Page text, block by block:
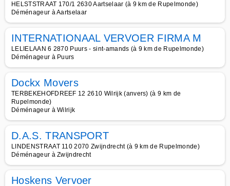
HELSTSTRAAT 170/1 2630 Aartselaar (à 9 km de Rupelmonde)
Déménageur à Aartselaar
INTERNATIONAAL VERVOER FIRMA M
LELIELAAN 6 2870 Puurs - sint-amands (à 9 km de Rupelmonde)
Déménageur à Puurs
Dockx Movers
TERBEKEHOFDREEF 12 2610 Wilrijk (anvers) (à 9 km de
Rupelmonde)
Déménageur à Wilrijk
D.A.S. TRANSPORT
LINDENSTRAAT 110 2070 Zwijndrecht (à 9 km de Rupelmonde)
Déménageur à Zwijndrecht
Hoskens Vervoer